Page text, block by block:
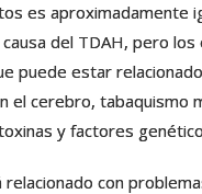
es aproximadamente
del TDAH, pero
puede estar
el cerebro, tabaquismo
y factores
relacionado con